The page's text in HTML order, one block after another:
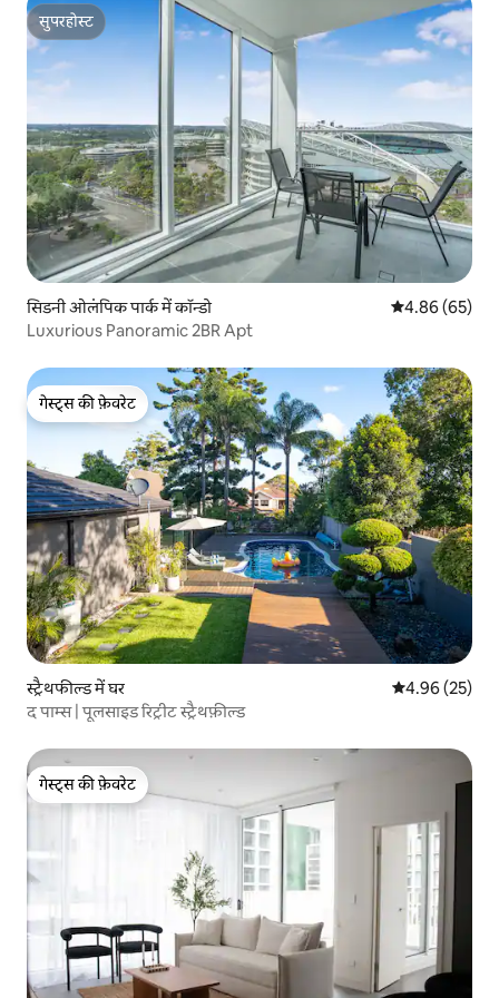
सुपरहोस्ट
सुपरहोस्ट
सिडनी ओलंपिक पार्क में कॉन्डो औसत रेटिंग 5 में
4.86 (65)
Luxurious Panoramic 2BR Apt
गेस्ट्स की फ़ेवरेट
गेस्ट्स की फ़ेवरेट
स्ट्रैथफील्ड में घर औसत रेटिंग 5 में
4.96 (25)
द पाम्स | पूलसाइड रिट्रीट स्ट्रैथफ़ील्ड
गेस्ट्स की फ़ेवरेट
गेस्ट्स की फ़ेवरेट